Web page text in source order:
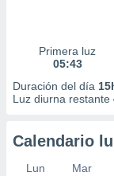
Primera luz
05:43
Duración del día
Luz diurna restante
Calendario
Lun Mar